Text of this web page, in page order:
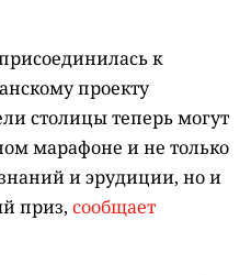
к
проекту
столицы теперь могут
марафоне и не только
и эрудиции, но и
приз, сообщает